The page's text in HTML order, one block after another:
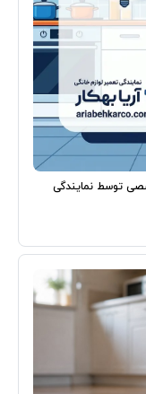
توسط نمایندگی